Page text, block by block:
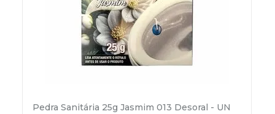
Pedra Sanitária 25g Jasmim 013 Desoral - UN